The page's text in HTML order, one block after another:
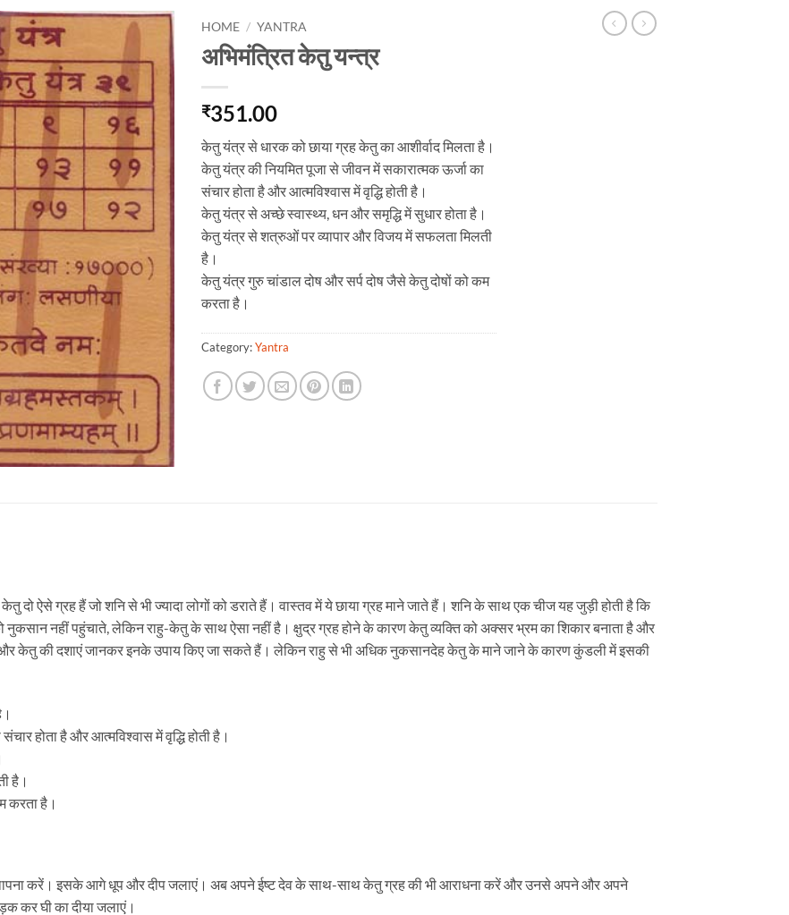
HOME / YANTRA
अभिमंत्रित केतु यन्त्र
₹351.00
केतु यंत्र से धारक को छाया ग्रह केतु का आशीर्वाद मिलता है।
केतु यंत्र की नियमित पूजा से जीवन में सकारात्मक ऊर्जा का
संचार होता है और आत्मविश्वास में वृद्धि होती है।
केतु यंत्र से अच्छे स्वास्थ्य, धन और समृद्धि में सुधार होता है।
केतु यंत्र से शत्रुओं पर व्यापार और विजय में सफलता मिलती
है।
केतु यंत्र गुरु चांडाल दोष और सर्प दोष जैसे केतु दोषों को कम
करता है।
Category:Yantra
दो ऐसे ग्रह हैं जो शनि से भी ज्यादा लोगों को डराते हैं। वास्तव में ये छाया ग्रह माने जाते हैं। शनि के साथ एक चीज यह जुड़ी होती है कि
नुकसान नहीं पहुंचाते, लेकिन राहु-केतु के साथ ऐसा नहीं है। क्षुद्र ग्रह होने के कारण केतु व्यक्ति को अक्सर भ्रम का शिकार बनाता है और
केतु की दशाएं जानकर इनके उपाय किए जा सकते हैं। लेकिन राहु से भी अधिक नुकसानदेह केतु के माने जाने के कारण कुंडली में इसकी
होता है और आत्मविश्वास में वृद्धि होती है।
है।
करता है।
करें। इसके आगे धूप और दीप जलाएं। अब अपने ईष्‍ट देव के साथ-साथ केतु ग्रह की भी आराधना करें और उनसे अपने और अपने
कर घी का दीया जलाएं।